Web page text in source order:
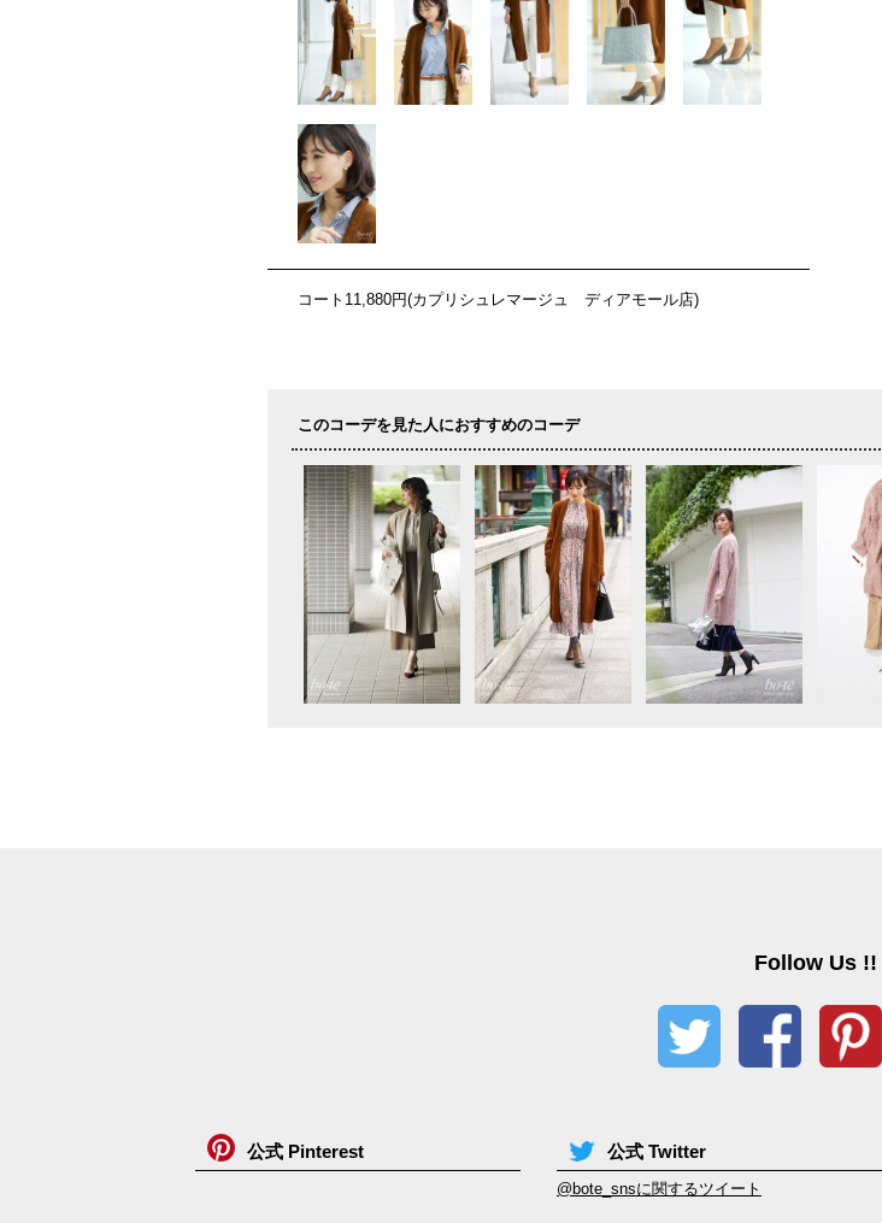
コート11,880円(カプリシュレマージュ ディアモール店)
このコーデを見た人におすすめのコーデ
Follow Us !!
公式 Pinterest 公式 Twitter
@bote_snsに関するツイート